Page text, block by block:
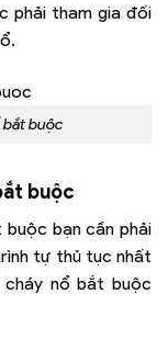
phải tham gia đối
bắt buộc
buộc
bạn cần phải
tự thủ tục nhất
cháy nổ bắt buộc